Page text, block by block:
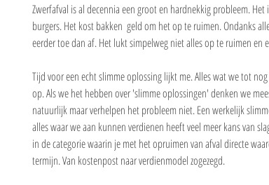
Zwerfafval is al decennia een groot en hardnekkig probleem.
burgers. Het kost bakken  geld om het op te ruimen. Ondanks
eerder toe dan af. Het lukt simpelweg niet alles op te ruimen
Tijd voor een echt slimme oplossing lijkt me. Alles wat we tot
op. Als we het hebben over 'slimme oplossingen' denken we
natuurlijk maar verhelpen het probleem niet. Een werkelijk
alles waar we aan kunnen verdienen heeft veel meer kans van
in de categorie waarin je met het opruimen van afval directe
termijn. Van kostenpost naar verdienmodel zogezegd.